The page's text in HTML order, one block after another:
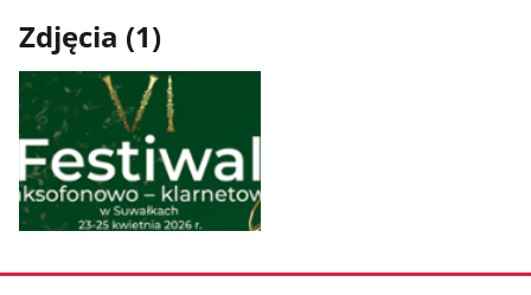
Zdjęcia (1)
zdjęcie